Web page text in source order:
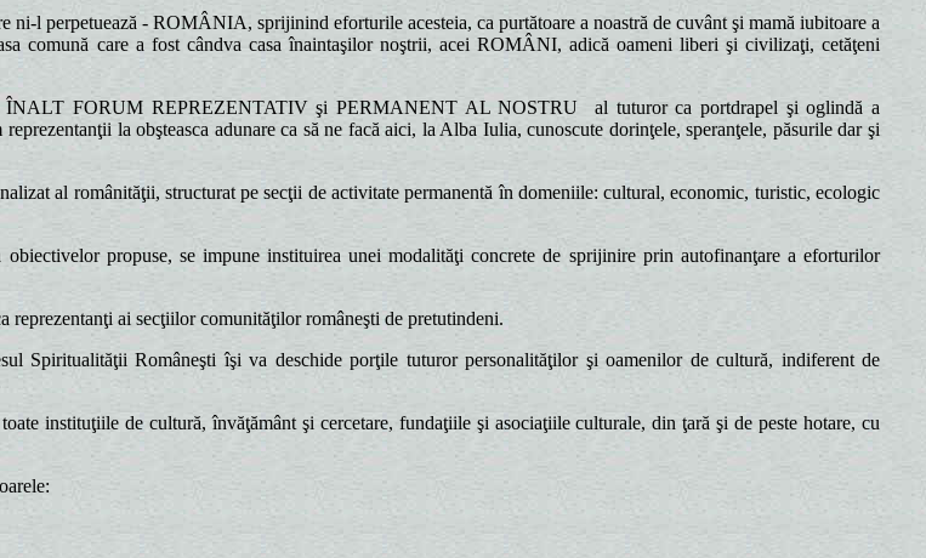
l perpetuează - ROMÂNIA, sprijinind eforturile acesteia, ca purtătoare a noastră de cuvânt şi mamă iubitoare a
comună care a fost cândva casa înaintaşilor noştrii, acei ROMÂNI, adică oameni liberi şi civilizaţi, cetăţeni
FORUM REPREZENTATIV şi PERMANENT AL NOSTRU
al tuturor ca portdrapel şi oglindă a
la obşteasca adunare ca să ne facă aici, la Alba Iulia, cunoscute dorinţele, speranţele, păsurile dar şi
al românităţii, structurat pe secţii de activitate permanentă în domeniile: cultural, economic, turistic, ecologic
propuse, se impune instituirea unei modalităţi concrete de sprijinire prin autofinanţare a eforturilor
ai secţiilor comunităţilor româneşti de pretutindeni.
Româneşti îşi va deschide porţile tuturor personalităţilor şi oamenilor de cultură, indiferent de
instituţiile de cultură, învăţământ şi cercetare, fundaţiile şi asociaţiile culturale, din ţară şi de peste hotare, cu